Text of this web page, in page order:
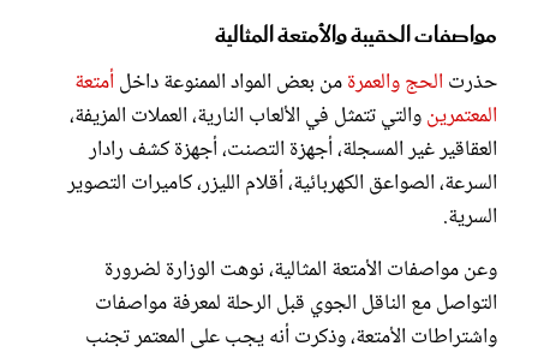
مواصفات الحقيبة والأمتعة المثالية
حذرت الحج والعمرةمن بعض المواد الممنوعة داخلأمتعة
المعتمرينوالتي تتمثل في الألعاب النارية، العملات المزيفة،
العقاقير غير المسجلة، أجهزة التصنت، أجهزة كشف رادار
السرعة، الصواعق الكهربائية، أقلام الليزر، كاميرات التصوير
السرية.
وعن مواصفات الأمتعة المثالية، نوهت الوزارة لضرورة
التواصل مع الناقل الجوي قبل الرحلة لمعرفة مواصفات
واشتراطات الأمتعة، وذكرت أنه يجب على المعتمر تجنب